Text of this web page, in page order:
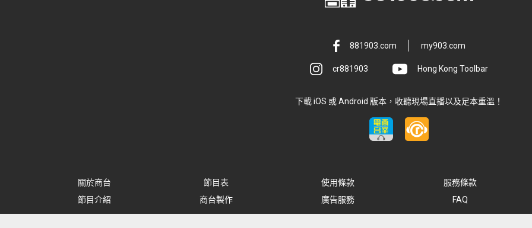
881903.com my903.com
cr881903 Hong Kong Toolbar
下載 iOS 或 Android 版本，收聽現場直播以及足本重溫！
關於商台 節目表 使用條款
服務條款
節目介紹
商台製作 廣告服務 FAQ